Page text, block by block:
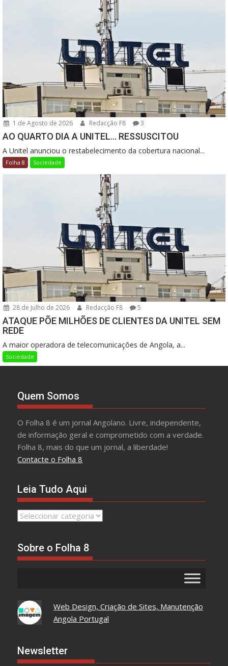
1 de Agosto de 2026 Redacção F8 3
AO QUARTO DIA A UNITEL… RESSUSCITOU
A Unitel anunciou o restabelecimento da cobertura nacional...
Folha 8 Sociedade
28 de Julho de 2026 Redacção F8 5
ATAQUE PÕE MILHÕES DE CLIENTES DA UNITEL SEM
REDE
A maior operadora de telecomunicações de Angola, a...
Sociedade
Quem Somos
O Folha 8 é um jornal Angolano. Livre, independente,
de informação geral e comprometido com a verdade.
Folha 8, mais do que um jornal, a liberdade!
Contacte o Folha 8
Leia Tudo Aqui
Leia
Sobre o Folha 8
Web Design, Criação de Sites, Manutenção
Angola Portugal
Newsletter